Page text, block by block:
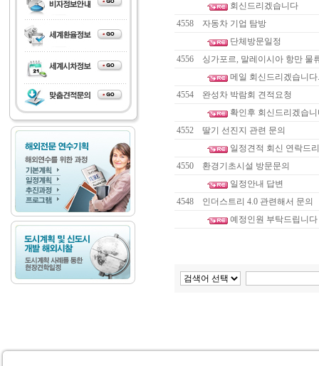
회신드리겠습니다
4558
자동차 기업 탐방
단체방문일정
4556
싱가포르, 말레이시아 항만 물
메일 회신드리겠습니다
4554
완성차 박람회 견적요청
확인후 회신드리겠습
4552
딸기 선진지 관련 문의
일정견적 회신 연락드
4550
환경기초시설 방문문의
일정안내 답변
4548
인더스트리 4.0 관련해서 문의
예정인원 부탁드립니다